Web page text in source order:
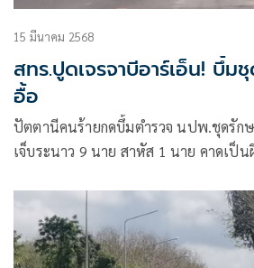
15 มีนาคม 2568
สทร.ปูดเจรจาบีอาร์เอ็น! บึ้ม
อื้อ
ปัตตานีคนร้ายกดบึ้มตำรวจ นปพ.ชุดรัก
เจ็บระนาว 9 นาย สาหัส 1 นาย คาดเป็นฝีมือกลุ่ม “อับดุลเลาะ